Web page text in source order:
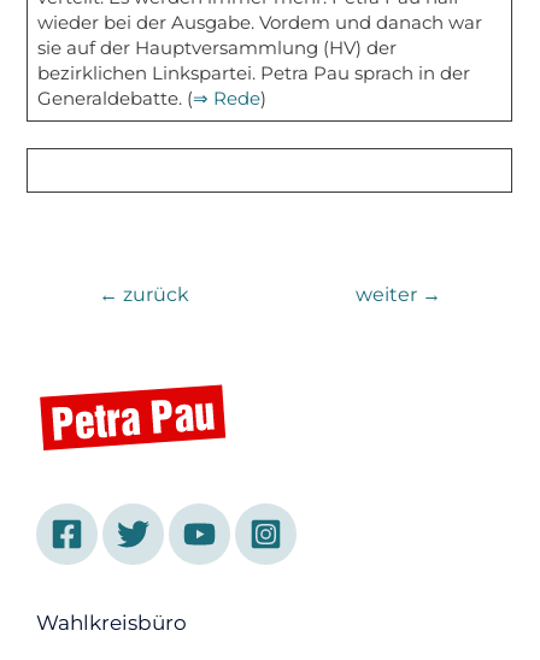
wieder bei der Ausgabe. Vordem und danach war
sie auf der Hauptversammlung (HV) der
bezirklichen Linkspartei. Petra Pau sprach in der
Generaldebatte. (⇒ Rede)
← zurück weiter →
Wahlkreisbüro